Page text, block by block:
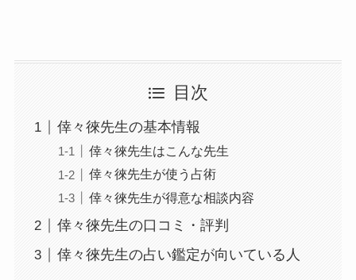
目次
倖々徠先生の基本情報
倖々徠先生はこんな先生
倖々徠先生が使う占術
倖々徠先生が得意な相談内容
倖々徠先生の口コミ・評判
倖々徠先生の占い鑑定が向いている人